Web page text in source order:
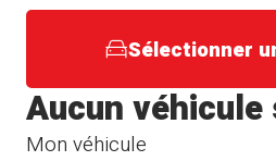
Sélectionner
Mon véhicule
Aucun